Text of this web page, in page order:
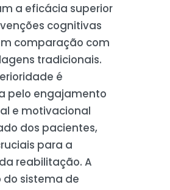
a eficácia superior
cognitivas
comparação com
tradicionais.
é
pelo engajamento
e motivacional
dos pacientes,
para a
reabilitação. A
sistema de